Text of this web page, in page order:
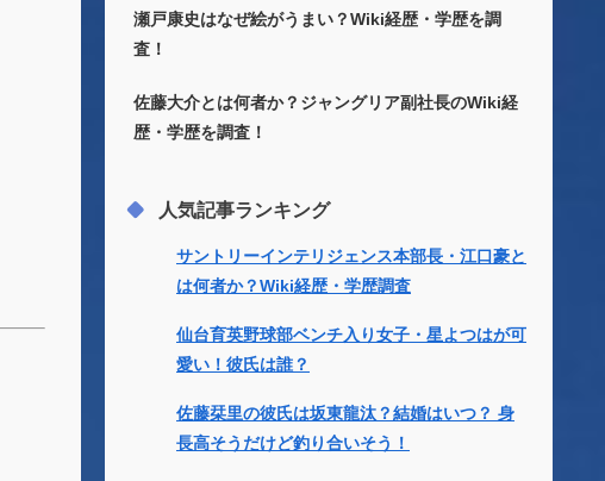
瀬戸康史はなぜ絵がうまい？Wiki経歴・学歴を調
査！
佐藤大介とは何者か？ジャングリア副社長のWiki経
歴・学歴を調査！
人気記事ランキング
サントリーインテリジェンス本部長・江口豪と
は何者か？Wiki経歴・学歴調査
仙台育英野球部ベンチ入り女子・星よつはが可
愛い！彼氏は誰？
佐藤栞里の彼氏は坂東龍汰？結婚はいつ？ 身
長高そうだけど釣り合いそう！